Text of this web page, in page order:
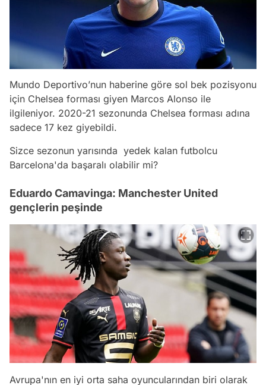
Mundo Deportivo’nun haberine göre sol bek pozisyonu
için Chelsea forması giyen Marcos Alonso ile
ilgileniyor. 2020-21 sezonunda Chelsea forması adına
sadece 17 kez giyebildi.
Sizce sezonun yarısında yedek kalan futbolcu
Barcelona'da başaralı olabilir mi?
Eduardo Camavinga: Manchester United
gençlerin peşinde
Avrupa'nın en iyi orta saha oyuncularından biri olarak